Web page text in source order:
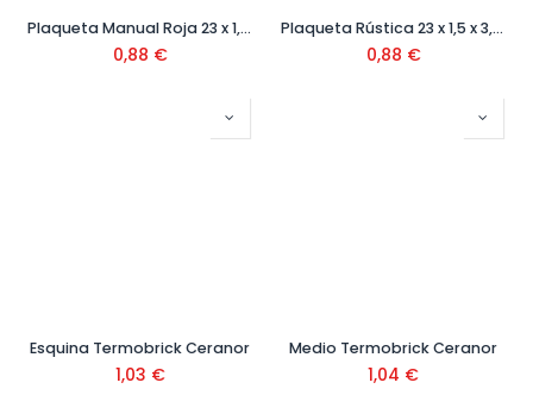
Plaqueta Manual Roja 23 x 1,5 x 3,7
0,88 €
Plaqueta Rústica 23 x 1,5 x 3,7 cm
0,88 €
Esquina Termobrick Ceranor
1,03 €
Medio Termobrick Ceranor
1,04 €